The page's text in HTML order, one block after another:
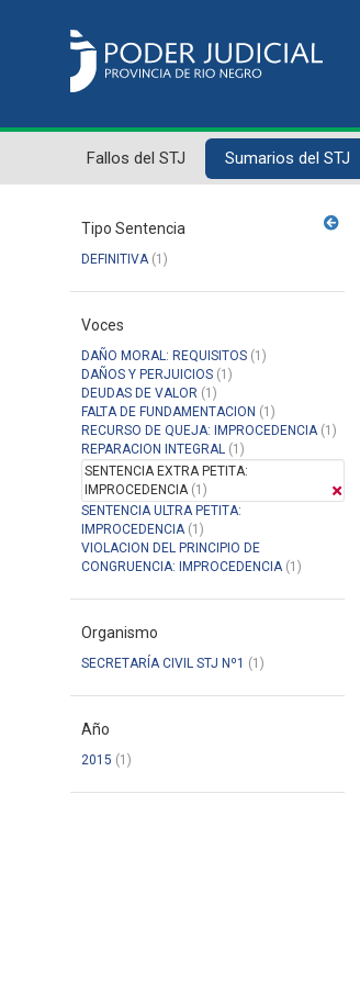
Fallos del STJ Sumarios del STJ
Tipo Sentencia
DEFINITIVA(1)
Voces
DAÑO MORAL: REQUISITOS (1)
DAÑOS Y PERJUICIOS (1)
DEUDAS DE VALOR (1)
FALTA DE FUNDAMENTACION (1)
RECURSO DE QUEJA: IMPROCEDENCIA(1)
REPARACION INTEGRAL (1)
SENTENCIA EXTRA PETITA:
IMPROCEDENCIA(1)
SENTENCIA ULTRA PETITA:
IMPROCEDENCIA(1)
VIOLACION DEL PRINCIPIO DE
CONGRUENCIA: IMPROCEDENCIA(1)
Organismo
SECRETARÍA CIVIL STJ Nº1 (1)
Año
2015 (1)